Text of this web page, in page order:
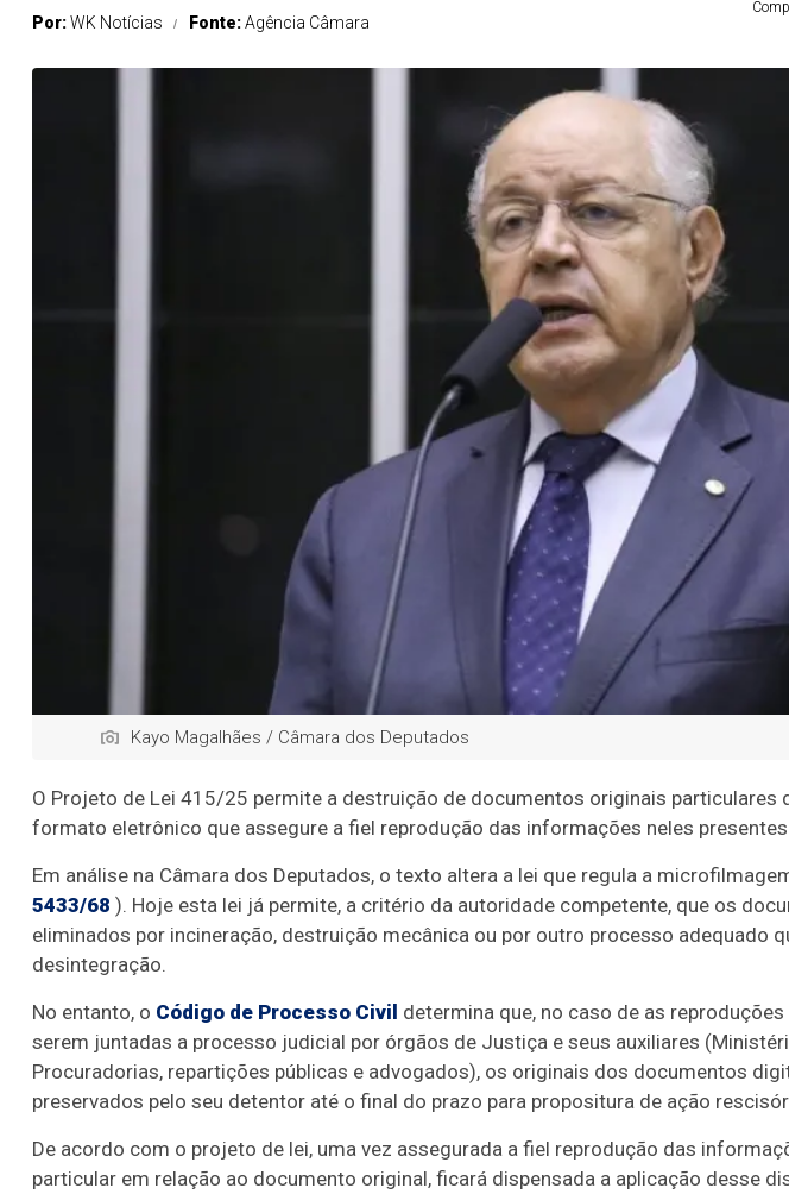
Por:WK Notícias Fonte:Agência Câmara
Kayo Magalhães / Câmara dos Deputados
O Projeto de Lei 415/25 permite a destruição de documentos originais particulares
formato eletrônico que assegure a fiel reprodução das informações neles presentes.
Em análise na Câmara dos Deputados, o texto altera a lei que regula a
5433/68 ). Hoje esta lei já permite, a critério da autoridade competente, que os
eliminados por incineração, destruição mecânica ou por outro processo adequado
desintegração.
No entanto, o Código de Processo Civil determina que, no caso de as
serem juntadas a processo judicial por órgãos de Justiça e seus auxiliares
Procuradorias, repartições públicas e advogados), os originais dos documentos
preservados pelo seu detentor até o final do prazo para propositura de ação
De acordo com o projeto de lei, uma vez assegurada a fiel reprodução das
particular em relação ao documento original, ficará dispensada a aplicação desse